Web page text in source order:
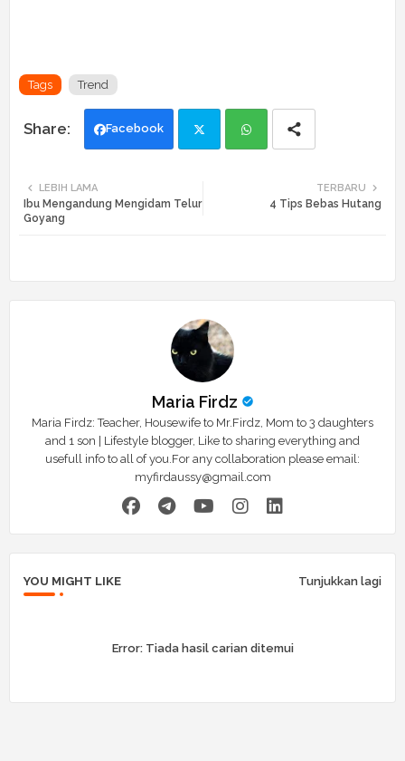
Tags Trend
Facebook
tte
TERBARU
4 Tips Bebas Hutang
LEBIH LAMA
Ibu Mengandung Mengidam Telur
Goyang
Maria Firdz
Maria Firdz: Teacher, Housewife to Mr.Firdz, Mom to 3 daughters
and 1 son | Lifestyle blogger, Like to sharing everything and
usefull info to all of you.For any collaboration please email:
myfirdaussy@gmail.com
YOU MIGHT LIKE Tunjukkan lagi
Error:Tiada hasil carian ditemui